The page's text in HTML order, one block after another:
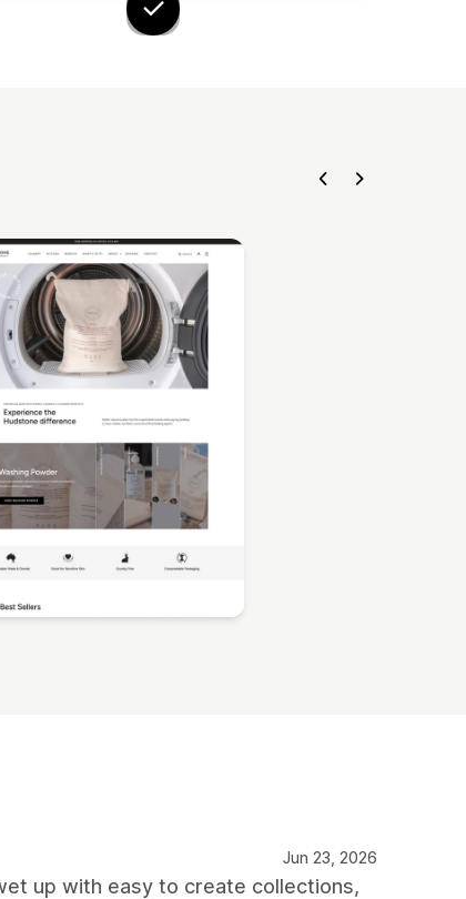
Jun 23, 2026
up with easy to create collections,